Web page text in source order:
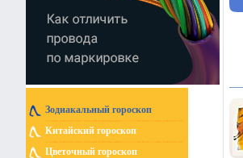
Зодиакальный гороскоп
Китайский гороскоп
Цветочный гороскоп